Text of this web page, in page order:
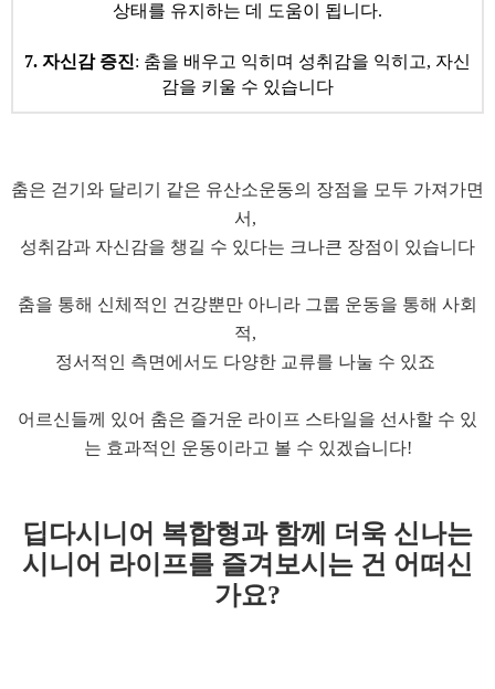
상태를 유지하는 데 도움이 됩니다.
7. 자신감 증진: 춤을 배우고 익히며 성취감을 익히고, 자신
감을 키울 수 있습니다
춤은 걷기와 달리기 같은 유산소운동의 장점을 모두 가져가면
서,
성취감과 자신감을 챙길 수 있다는 크나큰 장점이 있습니다
춤을 통해 신체적인 건강뿐만 아니라 그룹 운동을 통해 사회
적,
정서적인 측면에서도 다양한 교류를 나눌 수 있죠
어르신들께 있어 춤은 즐거운 라이프 스타일을 선사할 수 있
는 효과적인 운동이라고 볼 수 있겠습니다!
딥다시니어 복합형과함께 더욱 신나는
시니어 라이프를 즐겨보시는 건 어떠신
가요?